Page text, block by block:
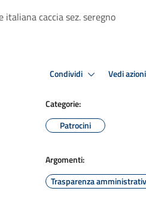
caccia sez. seregno
Condividi Vedi azioni
Categorie:
Patrocini
Argomenti:
Trasparenza